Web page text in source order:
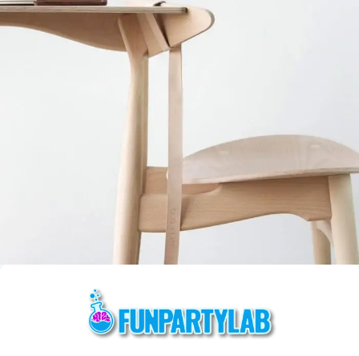
Furniture
A lacus bibendum pulvinar